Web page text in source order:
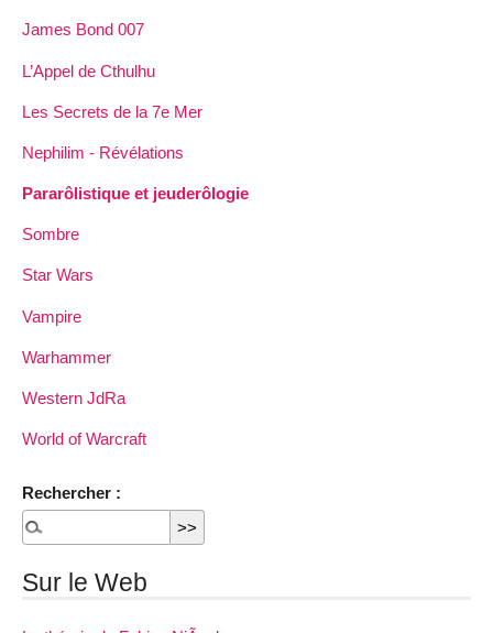
James Bond 007
L’Appel de Cthulhu
Les Secrets de la 7e Mer
Nephilim - Révélations
Pararôlistique et jeuderôlogie
Sombre
Star Wars
Vampire
Warhammer
Western JdRa
World of Warcraft
Rechercher :
Sur le Web